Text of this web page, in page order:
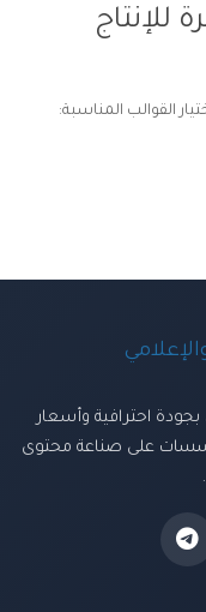
للإنتاج
القوالب المناسبة:
بجودة احترافية وأسعار
على صناعة محتوى